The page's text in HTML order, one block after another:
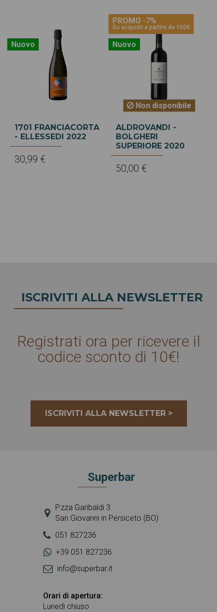
Nuovo
1701 FRANCIACORTA
- ELLESSEDI 2022
30,99 €
Nuovo
Non disponibile
ALDROVANDI -
BOLGHERI
SUPERIORE 2020
50,00 €
PROMO -7%
Su acquisti a partire da 100€
ISCRIVITI ALLA NEWSLETTER
Registrati ora per ricevere il
codice sconto di 10€!
ISCRIVITI ALLA NEWSLETTER >
Superbar
P.zza Garibaldi 3
San Giovanni in Persiceto (BO)
051 827236
+39 051 827236
info@superbar.it
Orari di apertura:
Lunedì chiuso